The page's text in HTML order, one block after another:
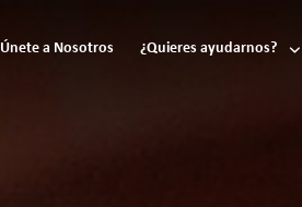
Únete a Nosotros ¿Quieres ayudarnos?